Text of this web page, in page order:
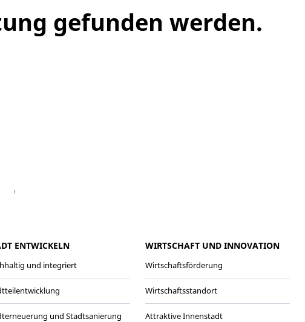
gefunden werden.
ENTWICKELN
und integriert
und Stadtsanierung
WIRTSCHAFT UND INNOVATION
Wirtschaftsförderung
Wirtschaftsstandort
Attraktive Innenstadt